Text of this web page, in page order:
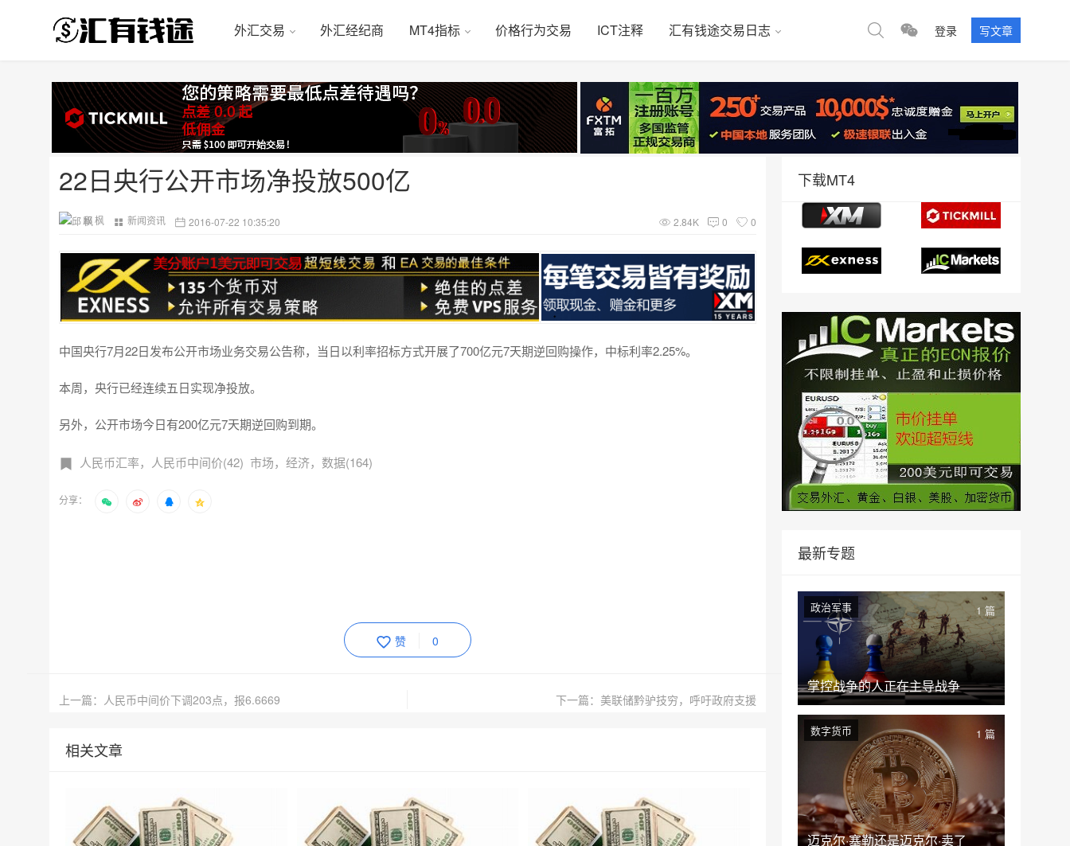
外汇交易 外汇经纪商 MT4指标 价格行为交易 ICT注释 汇有钱途交易日志 登录 写文章
22日央行公开市场净投放500亿
邱 枫 新闻资讯 2016-07-22 10:35:20 2.84K 0 0
中国央行7月22日发布公开市场业务交易公告称，当日以利率招标方式开展了700亿元7天期逆回购操作，中标利率2.25%。
本周，央行已经连续五日实现净投放。
另外，公开市场今日有200亿元7天期逆回购到期。
人民币汇率，人民币中间价(42) 市场，经济，数据(164)
分享：
赞 0
上一篇：人民币中间价下调203点，报6.6669 下一篇：美联储黔驴技穷，呼吁政府支援
相关文章
下载MT4
最新专题
掌控战争的人正在主导战争
政治军事 1 篇
迈克尔·塞勒还是迈克尔·卖了
数字货币 1 篇